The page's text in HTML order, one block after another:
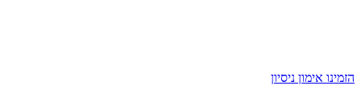
הזמינו אימון ניסיון